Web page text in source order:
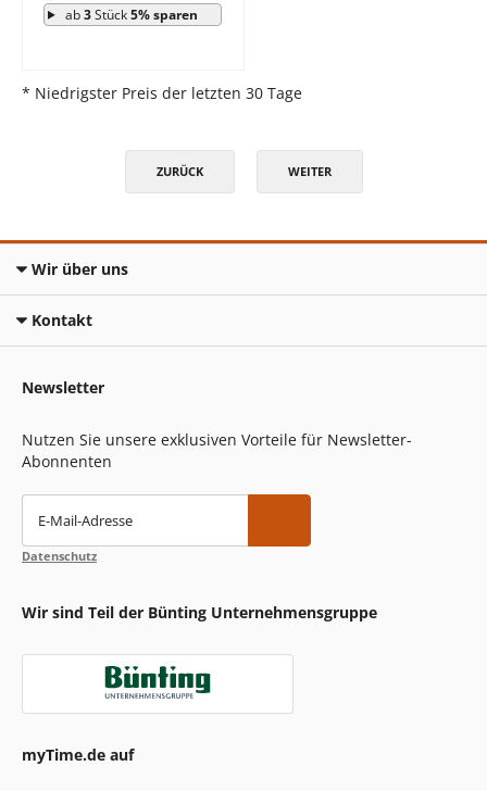
ab3Stück5% sparen
* Niedrigster Preis der letzten 30 Tage
ZURÜCK WEITER
Wir über uns
Kontakt
Newsletter
Nutzen Sie unsere exklusiven Vorteile für Newsletter-
Abonnenten
E-Mail-Adresse
Datenschutz
Wir sind Teil der Bünting Unternehmensgruppe
myTime.de auf